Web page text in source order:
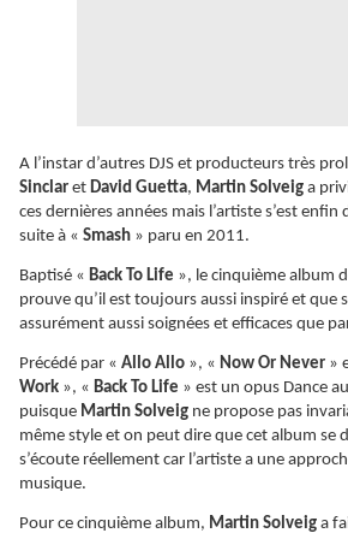
A l’instar d’autres DJS et producteurs très
Sinclar et David Guetta, Martin Solveig a
ces dernières années mais l’artiste s’est
suite à « Smash » paru en 2011.
Baptisé « Back To Life », le cinquième album
prouve qu’il est toujours aussi inspiré et que
assurément aussi soignées et efficaces que
Précédé par « Allo Allo », « Now Or Never »
Work », « Back To Life » est un opus Dance
puisque Martin Solveig ne propose pas
même style et on peut dire que cet album se
s’écoute réellement car l’artiste a une
musique.
Pour ce cinquième album, Martin Solveig a